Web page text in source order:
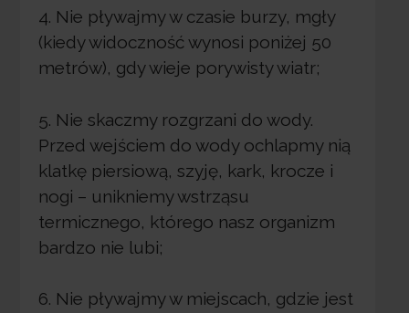
4. Nie pływajmy w czasie burzy, mgły
(kiedy widoczność wynosi poniżej 50
metrów), gdy wieje porywisty wiatr;
5. Nie skaczmy rozgrzani do wody.
Przed wejściem do wody ochlapmy nią
klatkę piersiową, szyję, kark, krocze i
nogi – unikniemy wstrząsu
termicznego, którego nasz organizm
bardzo nie lubi;
6. Nie pływajmy w miejscach, gdzie jest